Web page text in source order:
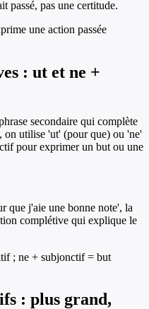
passé, pas une certitude.
une action passée
: ut et ne +
secondaire qui complète
on utilise 'ut' (pour que) ou 'ne'
pour exprimer un but ou une
que j'aie une bonne note', la
complétive qui explique le
; ne + subjonctif = but
: plus grand,